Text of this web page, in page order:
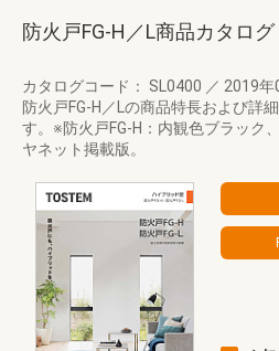
防火戸FG-H／L商品カタログ
カタログコード： SL0400 ／ 2019年
防火戸FG-H／Lの商品特長および詳
す。※防火戸FG-H：内観色ブラック
ヤネット掲載版。